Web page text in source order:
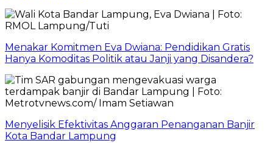
Menakar Komitmen Eva Dwiana: Pendidikan Gratis
Hanya Komoditas Politik atau Janji yang Disandera?
Menyelisik Efektivitas Anggaran Penanganan Banjir
Kota Bandar Lampung